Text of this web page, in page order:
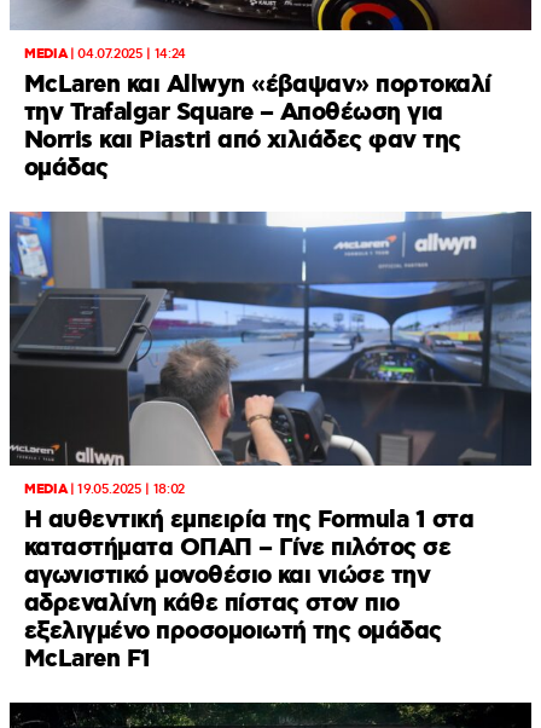
MEDIA|04.07.2025 | 14:24
McLaren και Allwyn «έβαψαν» πορτοκαλί
την Trafalgar Square – Αποθέωση για
Norris και Piastri από χιλιάδες φαν της
ομάδας
MEDIA|19.05.2025 | 18:02
Η αυθεντική εμπειρία της Formula 1 στα
καταστήματα ΟΠΑΠ – Γίνε πιλότος σε
αγωνιστικό μονοθέσιο και νιώσε την
αδρεναλίνη κάθε πίστας στον πιο
εξελιγμένο προσομοιωτή της ομάδας
McLaren F1